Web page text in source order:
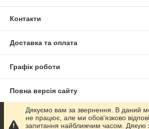
Контакти
Доставка та оплата
Графік роботи
Повна версія сайту
Сайт створено на маркетплейсіProm.ua
Дякуємо вам за звернення. В даний
не працює, але ми обов'язково
запитання найближчим часом. Дякую